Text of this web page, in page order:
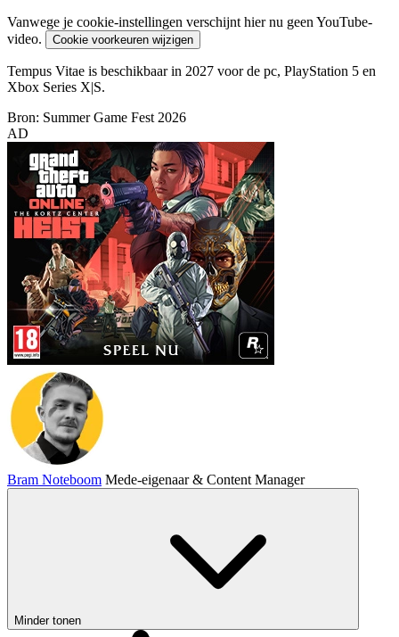
Vanwege je cookie-instellingen verschijnt hier nu geen YouTube-
video.
Cookie voorkeuren wijzigen
Tempus Vitae is beschikbaar in 2027 voor de pc, PlayStation 5 en
Xbox Series X|S.
Bron: Summer Game Fest 2026
AD
Bram Noteboom Mede-eigenaar & Content Manager
Minder tonen